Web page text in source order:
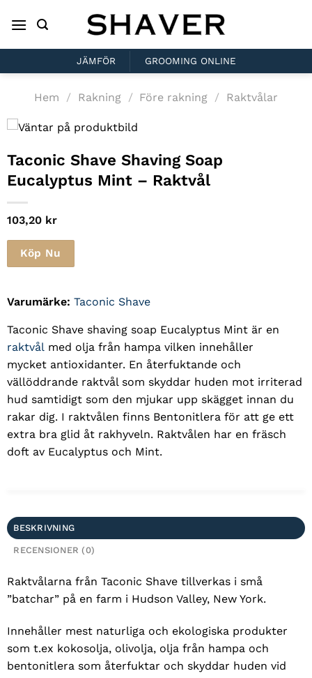
JÄMFÖR GROOMING ONLINE
Hem / Rakning / Före rakning / Raktvålar
Taconic Shave Shaving Soap
Eucalyptus Mint – Raktvål
103,20 kr
Köp Nu
Varumärke: Taconic Shave
Taconic Shave shaving soap Eucalyptus Mint är en
raktvål med olja från hampa vilken innehåller
mycket antioxidanter. En återfuktande och
vällöddrande raktvål som skyddar huden mot irriterad
hud samtidigt som den mjukar upp skägget innan du
rakar dig. I raktvålen finns Bentonitlera för att ge ett
extra bra glid åt rakhyveln. Raktvålen har en fräsch
doft av Eucalyptus och Mint.
BESKRIVNING
RECENSIONER (0)
Raktvålarna från Taconic Shave tillverkas i små
”batchar” på en farm i Hudson Valley, New York.
Innehåller mest naturliga och ekologiska produkter
som t.ex kokosolja, olivolja, olja från hampa och
bentonitlera som återfuktar och skyddar huden vid